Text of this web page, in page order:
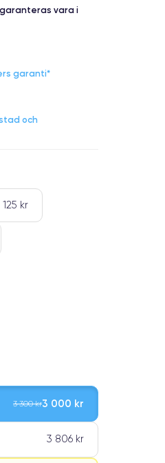
vara i
garanti*
och
kr
3 300 kr3 000 kr
3 806 kr